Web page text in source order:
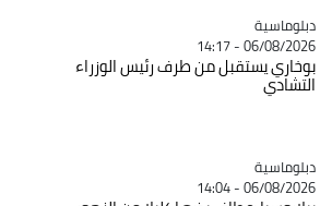
Catégorie
دبلوماسية
06/08/2026 - 14:17
بوخاري يستقبل من طرف رئيس الوزراء
التشادي
Catégorie
دبلوماسية
06/08/2026 - 14:04